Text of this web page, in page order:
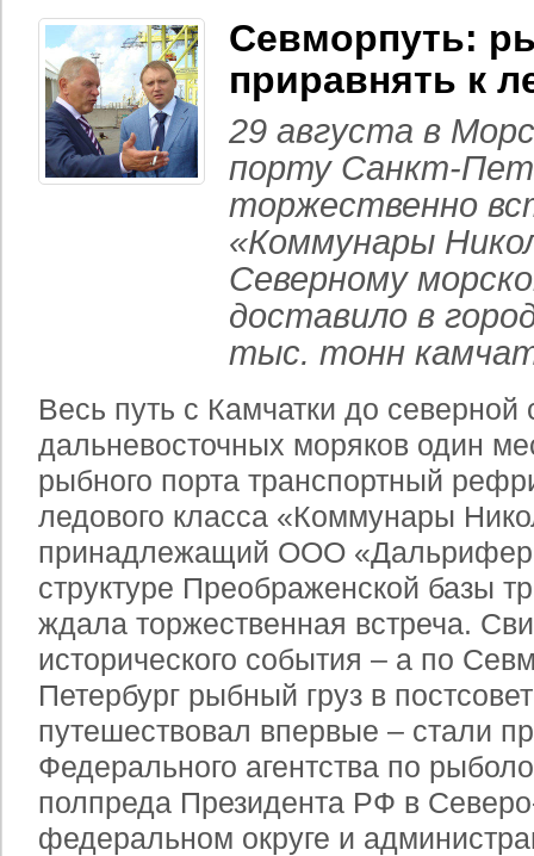
Севморпуть:
приравнять к
29 августа в
порту Санкт-
торжественно
«Коммунары
Северному
доставило в
тыс. тонн
Весь путь с Камчатки до северной
дальневосточных моряков один
рыбного порта транспортный
ледового класса «Коммунары
принадлежащий ООО
структуре Преображенской базы
ждала торжественная встреча.
исторического события – а по
Петербург рыбный груз в
путешествовал впервые – стали
Федерального агентства по
полпреда Президента РФ в
федеральном округе и